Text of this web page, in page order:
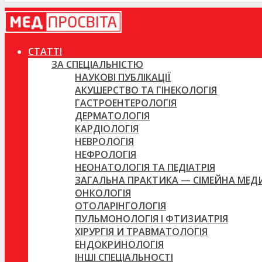
СТАТТІ
ЗА СПЕЦІАЛЬНІСТЮ
НАУКОВІ ПУБЛІКАЦІЇ
АКУШЕРСТВО ТА ГІНЕКОЛОГІЯ
ГАСТРОЕНТЕРОЛОГІЯ
ДЕРМАТОЛОГІЯ
КАРДІОЛОГІЯ
НЕВРОЛОГІЯ
НЕФРОЛОГІЯ
НЕОНАТОЛОГІЯ ТА ПЕДІАТРІЯ
ЗАГАЛЬНА ПРАКТИКА — СІМЕЙНА
ОНКОЛОГІЯ
ОТОЛАРІНГОЛОГІЯ
ПУЛЬМОНОЛОГІЯ І ФТИЗИАТРІЯ
ХІРУРГІЯ И ТРАВМАТОЛОГІЯ
ЕНДОКРИНОЛОГІЯ
ІНШІ СПЕЦІАЛЬНОСТІ